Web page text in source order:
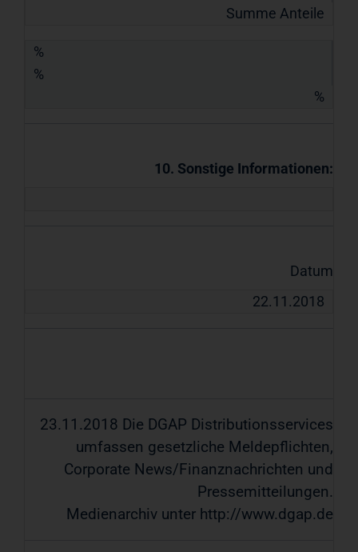
Summe Anteile
%
%
%
10. Sonstige Informationen:
Datum
22.11.2018
23.11.2018 Die DGAP Distributionsservices
umfassen gesetzliche Meldepflichten,
Corporate News/Finanznachrichten und
Pressemitteilungen.
Medienarchiv unter http://www.dgap.de